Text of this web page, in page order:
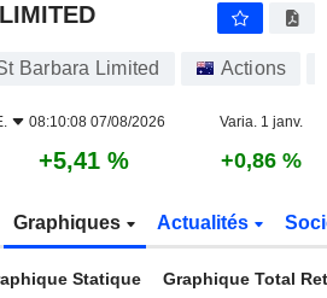
Barbara Limited Actions
08:10:08 07/08/2026 Varia. 1 janv.
+5,41 % +0,86 %
Graphiques Actualités
Statique Graphique Total